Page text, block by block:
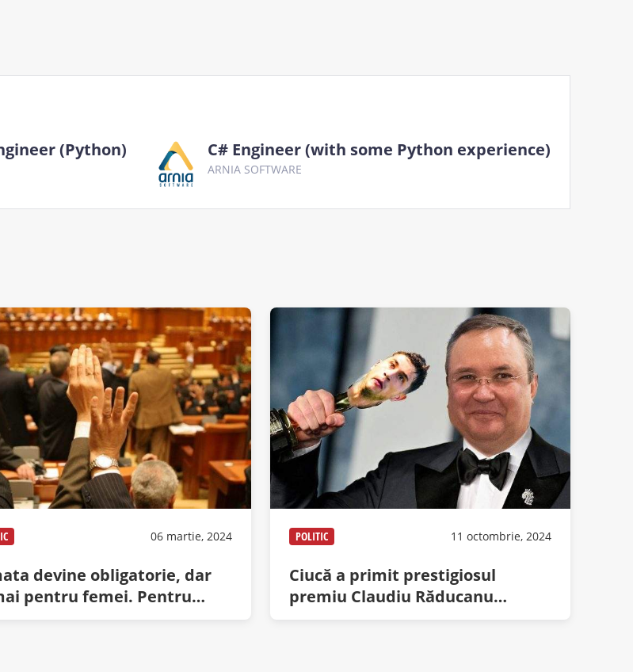
(Python) C# Engineer (with some Python experience)
ARNIA SOFTWARE
06 martie, 2024
devine obligatorie, dar
pentru femei. Pentru
va fi opţională
POLITIC 11 octombrie, 2024
Ciucă a primit prestigiosul
premiu Claudiu Răducanu
pentru IQ